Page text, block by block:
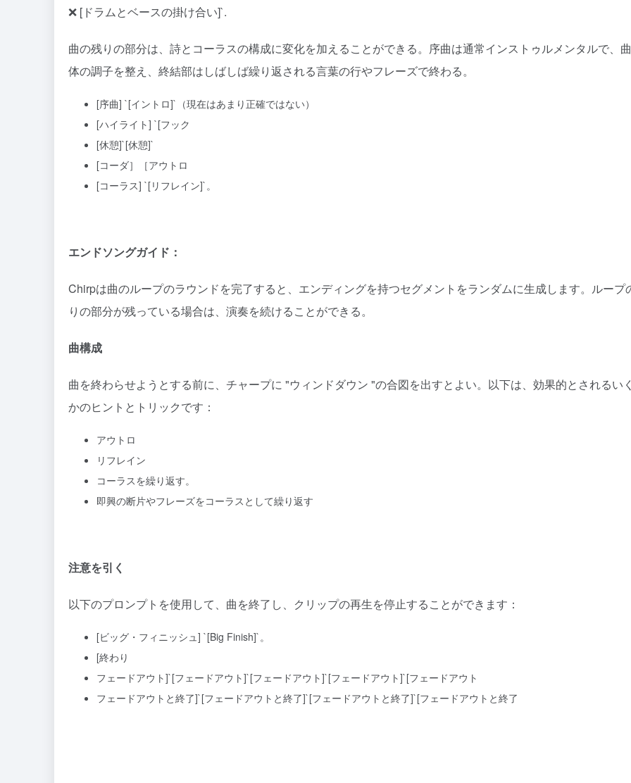
❌ [ドラムとベースの掛け合い]`.
曲の残りの部分は、詩とコーラスの構成に変化を加えることができる。序曲は通常インストゥルメンタルで、
体の調子を整え、終結部はしばしば繰り返される言葉の行やフレーズで終わる。
[序曲] `[イントロ]`（現在はあまり正確ではない）
[ハイライト] `[フック
[休憩]`[休憩]`
[コーダ］［アウトロ
[コーラス] `[リフレイン]`。
エンドソングガイド：
Chirpは曲のループのラウンドを完了すると、エンディングを持つセグメントをランダムに生成します。ループ
りの部分が残っている場合は、演奏を続けることができる。
曲構成
曲を終わらせようとする前に、チャープに "ウィンドダウン "の合図を出すとよい。以下は、効果的とされるい
かのヒントとトリックです：
アウトロ
リフレイン
コーラスを繰り返す。
即興の断片やフレーズをコーラスとして繰り返す
注意を引く
以下のプロンプトを使用して、曲を終了し、クリップの再生を停止することができます：
[ビッグ・フィニッシュ] `[Big Finish]`。
[終わり
フェードアウト]`[フェードアウト]`[フェードアウト]`[フェードアウト]`[フェードアウト
フェードアウトと終了]`[フェードアウトと終了]`[フェードアウトと終了]`[フェードアウトと終了